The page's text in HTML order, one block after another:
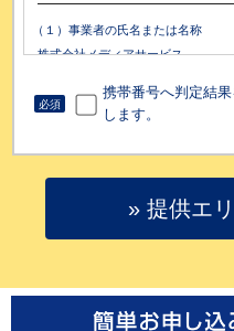
（１）事業者の氏名または名称
株式会社メディアサービス
び連絡先
個人情報保護管理者：財務管理グル
電話番号：0120-540-784
（３）個人情報の利用目的
・ お問い合わせ内容にお電話にて
・ お申込み頂いた内容にお電話に
・ 関連するアフターサービスのご
ライバシーポリシーに従い、リマ
必須
携帯番号へ判定結
します。
» 提供エ